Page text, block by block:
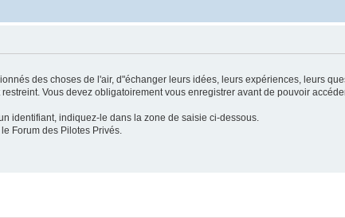
des choses de l'air, d"échanger leurs idées, leurs expériences, leurs
Vous devez obligatoirement vous enregistrer avant de pouvoir
identifiant, indiquez-le dans la zone de saisie ci-dessous.
Forum des Pilotes Privés.